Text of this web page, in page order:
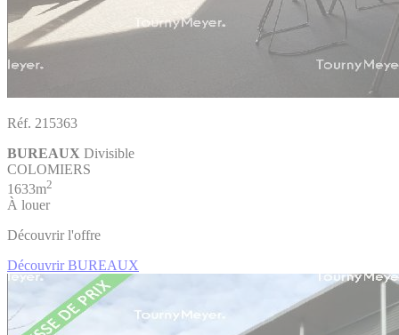
Réf. 215363
BUREAUX Divisible
COLOMIERS
1633m2
À louer
Découvrir l'offre
Découvrir BUREAUX